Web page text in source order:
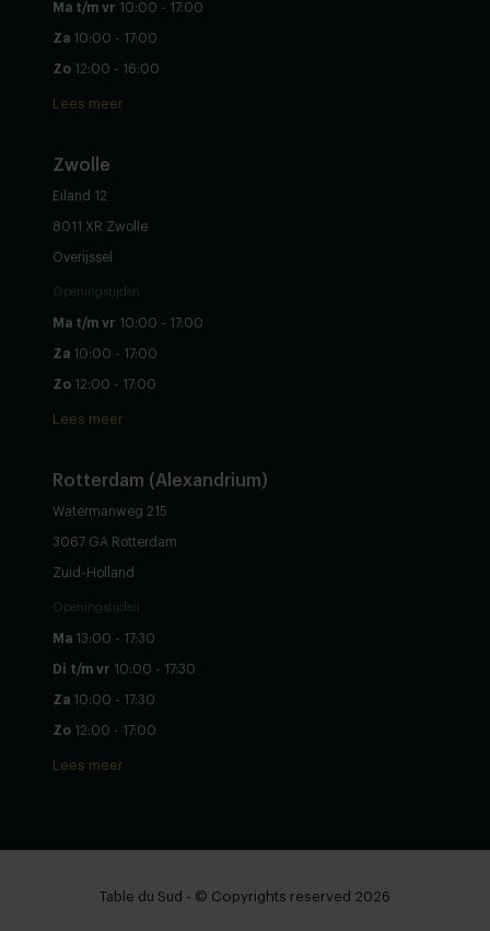
Ma t/m vr 10:00 - 17:00
Za 10:00 - 17:00
Zo 12:00 - 16:00
Lees meer
Zwolle
Eiland 12
8011 XR Zwolle
Overijssel
Openingstijden
Ma t/m vr 10:00 - 17:00
Za 10:00 - 17:00
Zo 12:00 - 17:00
Lees meer
Rotterdam (Alexandrium)
Watermanweg 215
3067 GA Rotterdam
Zuid-Holland
Openingstijden
Ma 13:00 - 17:30
Di t/m vr 10:00 - 17:30
Za 10:00 - 17:30
Zo 12:00 - 17:00
Lees meer
Table du Sud - © Copyrights reserved 2026